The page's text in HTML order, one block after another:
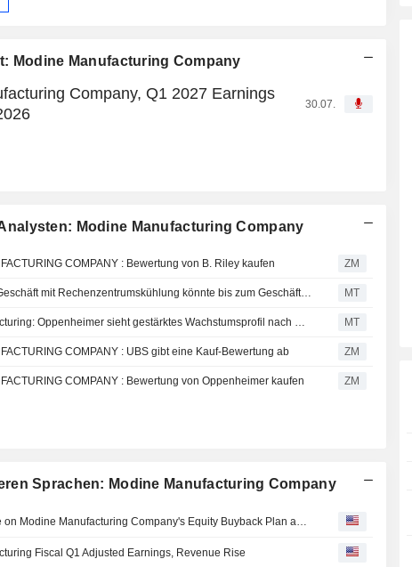
Modine Manufacturing Company
Company, Q1 2027 Earnings
30.07.
Modine Manufacturing Company
COMPANY : Bewertung von B. Riley kaufen ZM
MT
MT
COMPANY : UBS gibt eine Kauf-Bewertung ab ZM
COMPANY : Bewertung von Oppenheimer kaufen ZM
Sprachen: Modine Manufacturing Company
Tranche Update on Modine Manufacturing Company's Equity Buyback Plan announced on March 7, 2025.
Fiscal Q1 Adjusted Earnings, Revenue Rise